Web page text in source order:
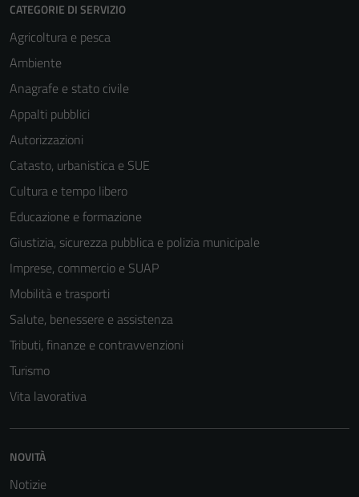
CATEGORIE DI SERVIZIO
Agricoltura e pesca
Ambiente
Anagrafe e stato civile
Appalti pubblici
Autorizzazioni
Catasto, urbanistica e SUE
Cultura e tempo libero
Educazione e formazione
Giustizia, sicurezza pubblica e polizia municipale
Imprese, commercio e SUAP
Mobilità e trasporti
Salute, benessere e assistenza
Tributi, finanze e contravvenzioni
Turismo
Vita lavorativa
NOVITÀ
Notizie